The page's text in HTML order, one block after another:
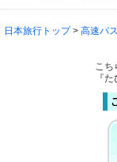
日本旅行トップ> 高速バ
こち
『